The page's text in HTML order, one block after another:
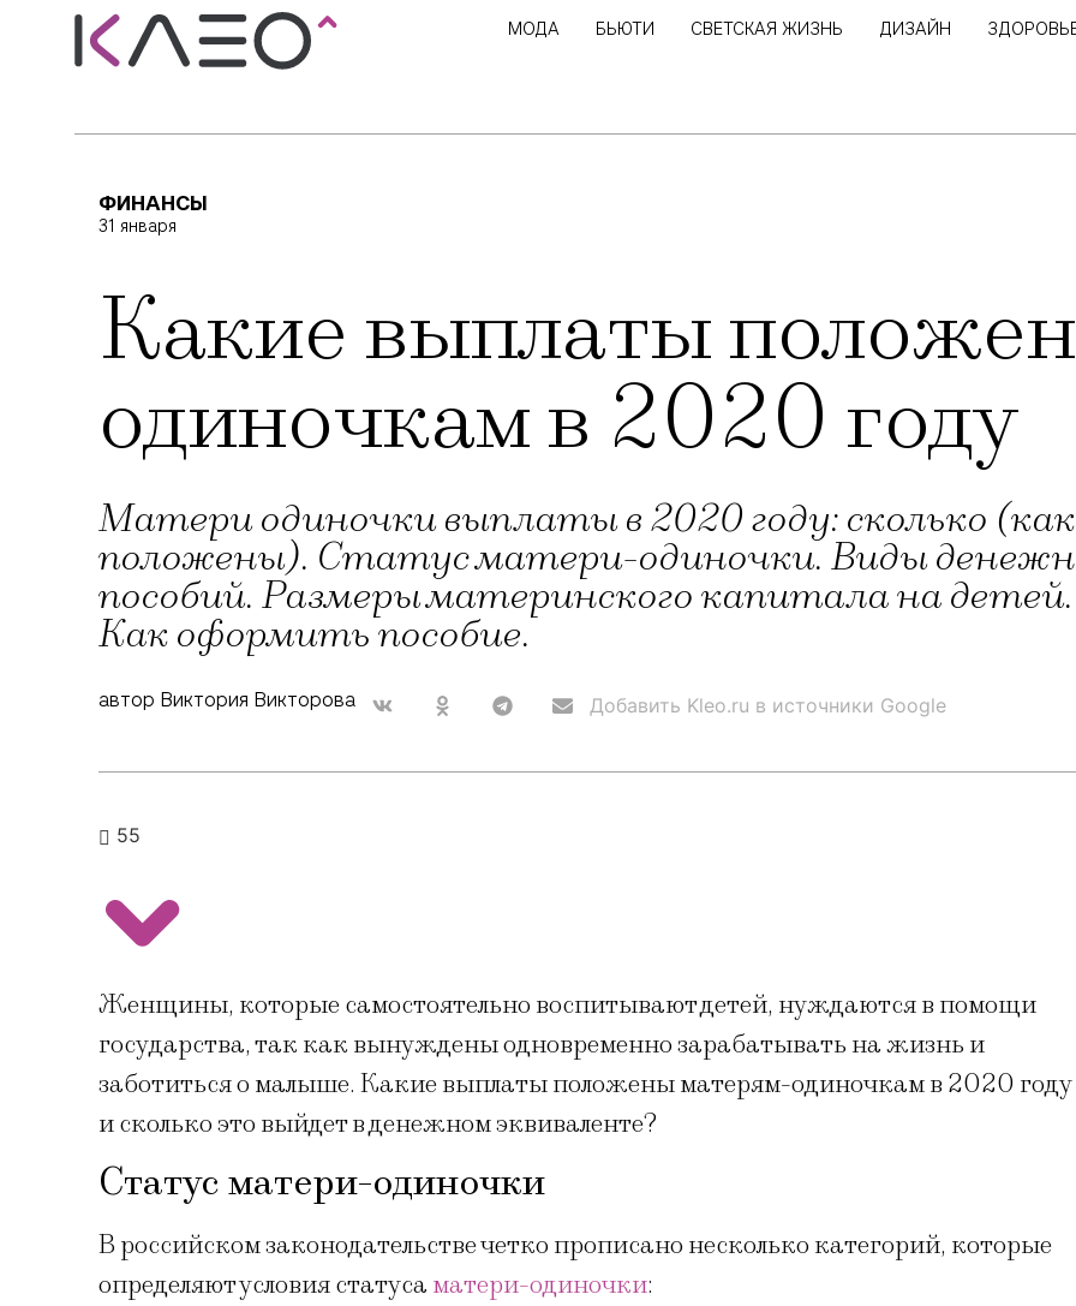
МОДА БЬЮТИ СВЕТСКАЯ ЖИЗНЬ ДИЗАЙН
ФИНАНСЫ
31 января
Какие выплаты
одиночкам в 2020 году
Матери одиночки выплаты в 2020 году: сколько
положены). Статус матери-одиночки. Виды
пособий. Размеры материнского капитала на
Как оформить пособие.
автор Виктория Викторова Добавить Kleo.ru в источники Google
55
Женщины, которые самостоятельно воспитывают детей, нуждаются в помощи
государства, так как вынуждены одновременно зарабатывать на жизнь и
заботиться о малыше. Какие выплаты положены матерям-одиночкам в 2020 году
и сколько это выйдет в денежном эквиваленте?
Статус матери-одиночки
В российском законодательстве четко прописано несколько категорий, которые
определяют условия статуса матери-одиночки: